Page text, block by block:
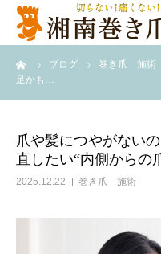
ブログ 巻き爪 施術
足かも…
爪や髪につやがない
直したい“内側からの
2025.12.22 巻き爪 施術
代表ご挨拶
お悩み別メニュー